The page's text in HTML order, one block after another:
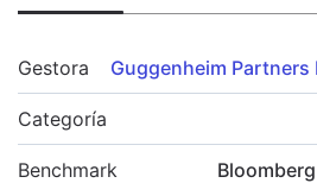
Gestora Guggenheim
Categoría
Benchmark